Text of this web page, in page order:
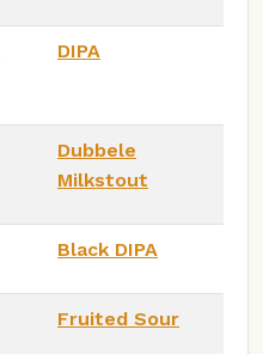
DIPA
Dubbele
Milkstout
Black DIPA
Fruited Sour